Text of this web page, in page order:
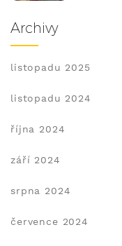
Archivy
listopadu 2025
listopadu 2024
října 2024
září 2024
srpna 2024
července 2024